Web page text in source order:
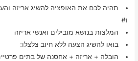
תהיה לכם את האופציה להשיג אריזה
ו#
המלצות בנושא מובילים ואנשי אריזה
בואו להשיג הצעה ללא חיוב צלצלו:
הובלה + אריזה + אחסנה של בתים